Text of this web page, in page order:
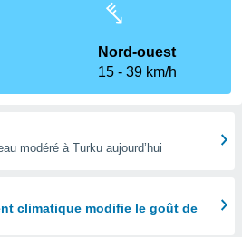
Nord-ouest
15
39 km/h
modéré à Turku aujourd’hui
climatique modifie le goût de